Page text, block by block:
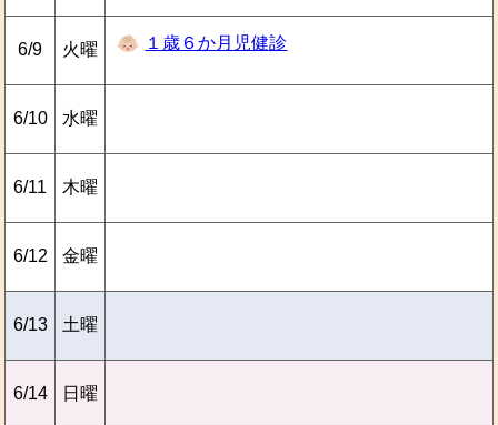
6/9 火曜 １歳６か月児健診
6/10 水曜
6/11 木曜
6/12 金曜
6/13 土曜
6/14 日曜